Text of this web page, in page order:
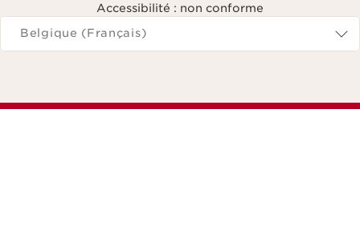
Accessibilité : non conforme
Naviguer vers
Belgique (Français)